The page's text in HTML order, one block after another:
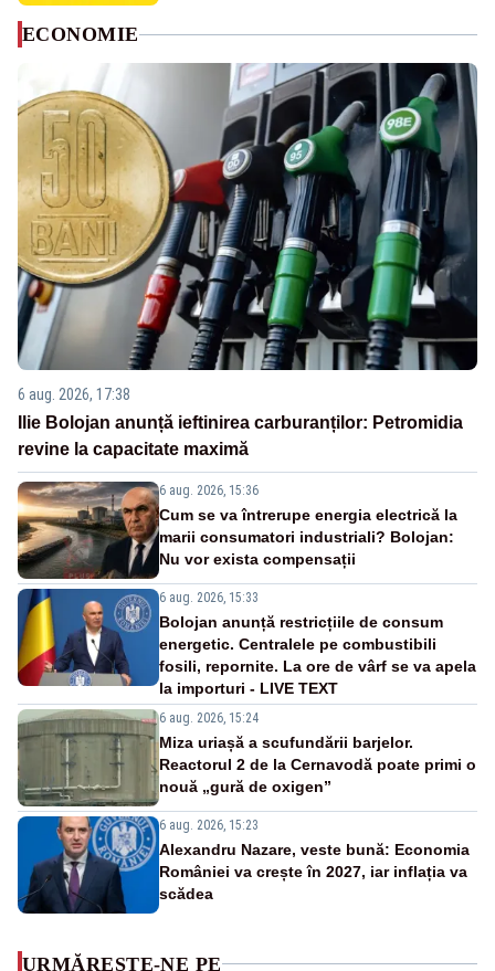
ECONOMIE
6 aug. 2026, 17:38
Ilie Bolojan anunță ieftinirea carburanților: Petromidia
revine la capacitate maximă
6 aug. 2026, 15:36
Cum se va întrerupe energia electrică la
marii consumatori industriali? Bolojan:
Nu vor exista compensații
6 aug. 2026, 15:33
Bolojan anunță restricțiile de consum
energetic. Centralele pe combustibili
fosili, repornite. La ore de vârf se va apela
la importuri - LIVE TEXT
6 aug. 2026, 15:24
Miza uriașă a scufundării barjelor.
Reactorul 2 de la Cernavodă poate primi o
nouă „gură de oxigen”
6 aug. 2026, 15:23
Alexandru Nazare, veste bună: Economia
României va crește în 2027, iar inflația va
scădea
URMĂREȘTE-NE PE